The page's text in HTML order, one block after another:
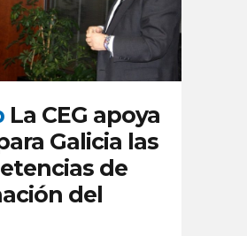
La CEG apoya
Galicia las
de
del